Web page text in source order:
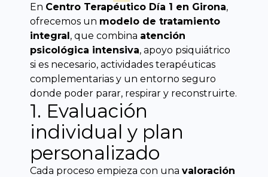
En Centro Terapéutico Día 1 en Girona,
ofrecemos un modelo de tratamiento
integral, que combina atención
psicológica intensiva, apoyo psiquiátrico
si es necesario, actividades terapéuticas
complementarias y un entorno seguro
donde poder parar, respirar y reconstruirte.
1. Evaluación
individual y plan
personalizado
Cada proceso empieza con una valoración